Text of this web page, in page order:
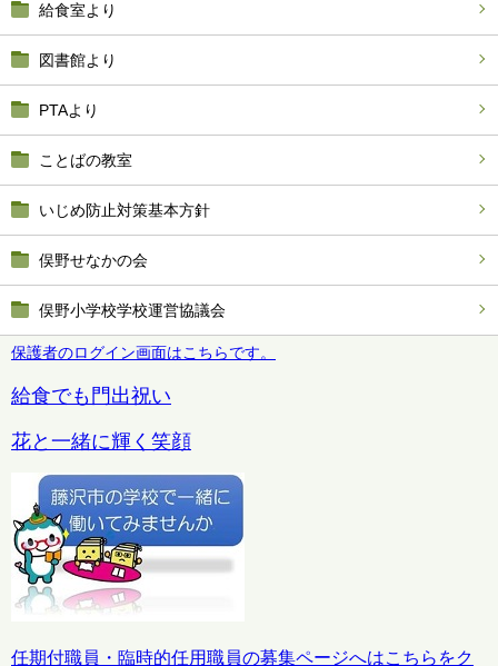
給食室より
図書館より
PTAより
ことばの教室
いじめ防止対策基本方針
俣野せなかの会
俣野小学校学校運営協議会
保護者のログイン画面はこちらです。
給食でも門出祝い
花と一緒に輝く笑顔
任期付職員・臨時的任用職員の募集ページへはこちらをク